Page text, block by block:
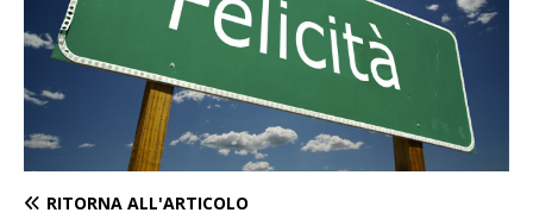
RITORNA ALL'ARTICOLO